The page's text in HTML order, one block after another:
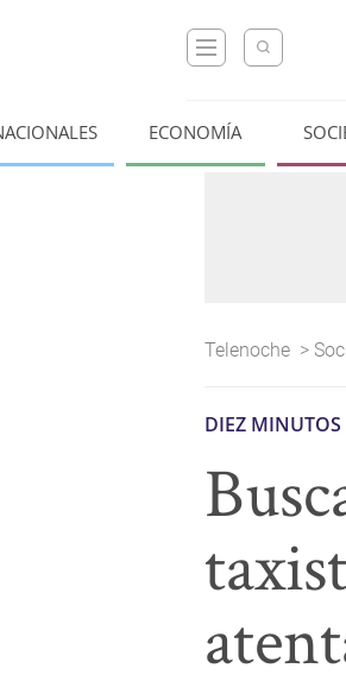
ECONOMÍA
Telenoche >
DIEZ MINUTOS